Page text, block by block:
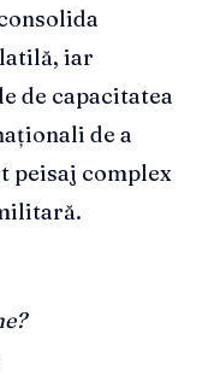
iar
de capacitatea
de a
peisaj complex